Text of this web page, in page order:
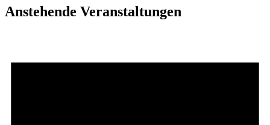
Anstehende Veranstaltungen